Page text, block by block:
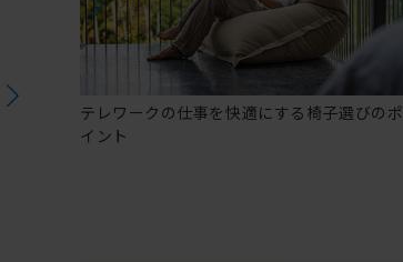
テレワークの仕事を快適にする椅子選びのポ
イント